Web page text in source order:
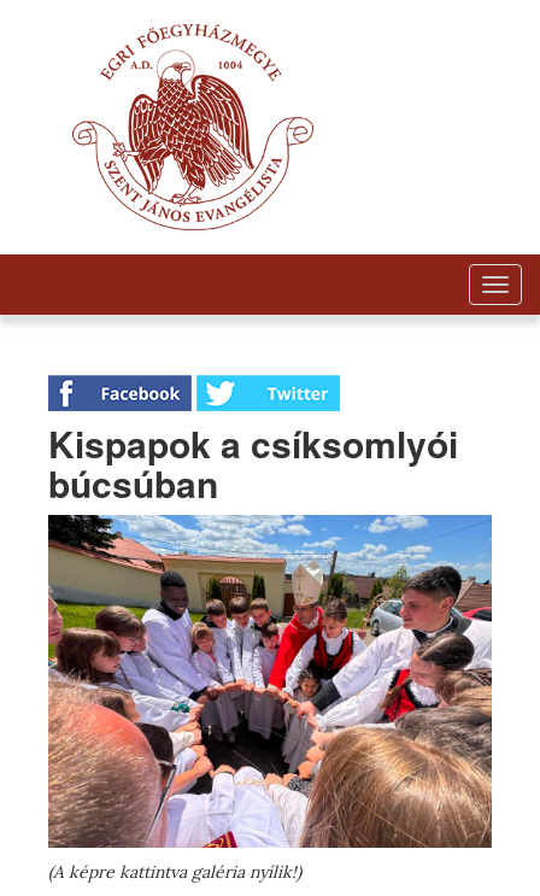
Kispapok a csíksomlyói
búcsúban
(A képre kattintva galéria nyílik!)